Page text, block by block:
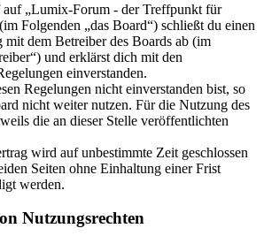
„Lumix-Forum - der Treffpunkt für
Folgenden „das Board“) schließt du einen
mit dem Betreiber des Boards ab (im
und erklärst dich mit den
einverstanden.
Regelungen nicht einverstanden bist, so
nicht weiter nutzen. Für die Nutzung des
die an dieser Stelle veröffentlichten
wird auf unbestimmte Zeit geschlossen
Seiten ohne Einhaltung einer Frist
werden.
Nutzungsrechten